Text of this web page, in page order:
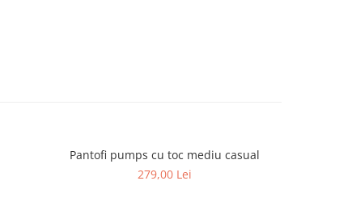
Pantofi pumps cu toc mediu casual
279,00 Lei